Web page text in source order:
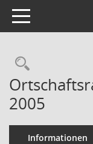
Toggle navigation
2005
Informationen